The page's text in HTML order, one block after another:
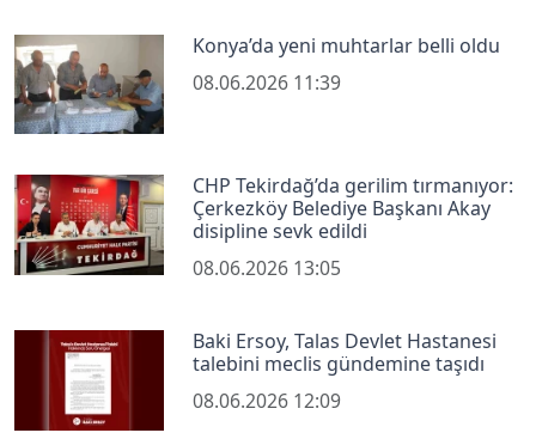
Konya’da yeni muhtarlar belli oldu
08.06.2026 11:39
CHP Tekirdağ’da gerilim tırmanıyor:
Çerkezköy Belediye Başkanı Akay
disipline sevk edildi
08.06.2026 13:05
Baki Ersoy, Talas Devlet Hastanesi
talebini meclis gündemine taşıdı
08.06.2026 12:09